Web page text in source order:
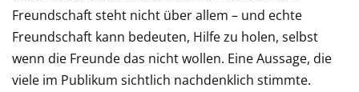
Freundschaft steht nicht über allem – und echte
Freundschaft kann bedeuten, Hilfe zu holen, selbst
wenn die Freunde das nicht wollen. Eine Aussage, die
viele im Publikum sichtlich nachdenklich stimmte.